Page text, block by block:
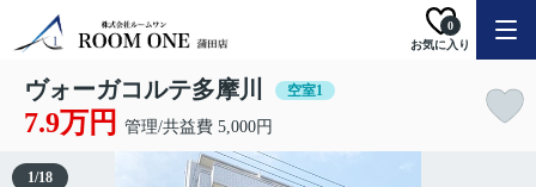
お気に入り
0
ヴォーガコルテ多摩川 空室1
7.9万円 管理/共益費 5,000円
1/18